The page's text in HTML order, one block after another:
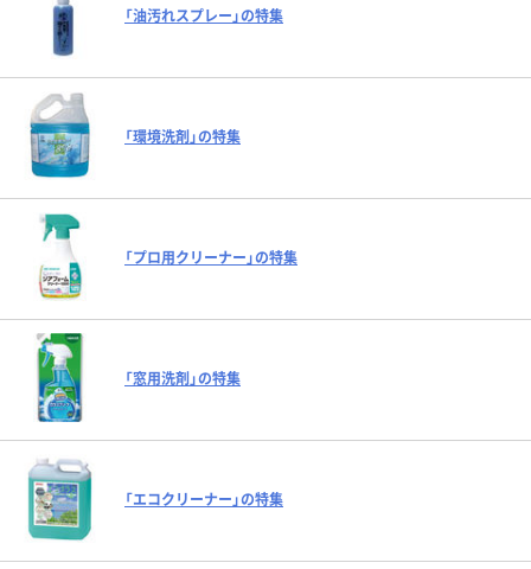
「油汚れスプレー」の特集
「環境洗剤」の特集
「プロ用クリーナー」の特集
「窓用洗剤」の特集
「エコクリーナー」の特集